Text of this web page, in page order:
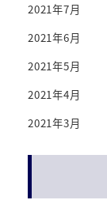
2021年7月
2021年6月
2021年5月
2021年4月
2021年3月